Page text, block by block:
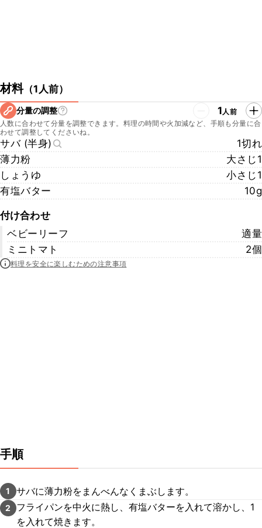
材料（1人前）
分量の調整 1人前
人数に合わせて分量を調整できます。料理の時間や火加減など、手順も分量に合
わせて調整してくださいね。
サバ (半身)
1切れ
薄力粉
大さじ1
しょうゆ
小さじ1
有塩バター
10g
付け合わせ
ベビーリーフ
適量
ミニトマト
2個
料理を安全に楽しむための注意事項
手順
1 サバに薄力粉をまんべんなくまぶします。
2
フライパンを中火に熱し、有塩バターを入れて溶かし、1
を入れて焼きます。